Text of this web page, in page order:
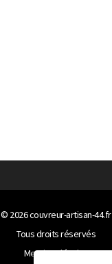
© 2026couvreur-artisan-44.fr
Tous droits réservés
Mentions légales